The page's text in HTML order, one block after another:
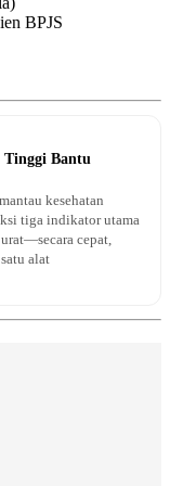
BPJS
Bantu
kesehatan
tiga indikator utama
cepat,
alat